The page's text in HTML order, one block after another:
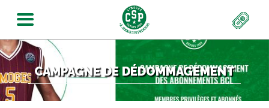
CAMPAGNE DE DÉDOMMAGEMENT